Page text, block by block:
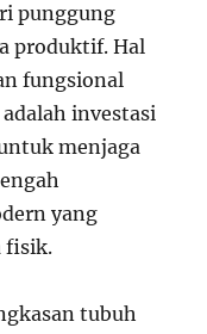
punggung
produktif. Hal
fungsional
investasi
menjaga
yang
fisik.
tubuh